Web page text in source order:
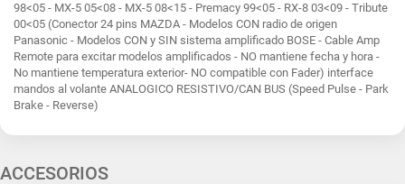
98<05 - MX-5 05<08 - MX-5 08<15 - Premacy 99<05 - RX-8 03<09 - Tribute
00<05 (Conector 24 pins MAZDA - Modelos CON radio de origen
Panasonic - Modelos CON y SIN sistema amplificado BOSE - Cable Amp
Remote para excitar modelos amplificados - NO mantiene fecha y hora -
No mantiene temperatura exterior- NO compatible con Fader) interface
mandos al volante ANALOGICO RESISTIVO/CAN BUS (Speed Pulse - Park
Brake - Reverse)
ACCESORIOS